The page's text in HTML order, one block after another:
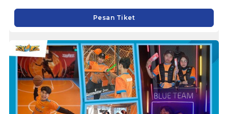
Pesan Tiket